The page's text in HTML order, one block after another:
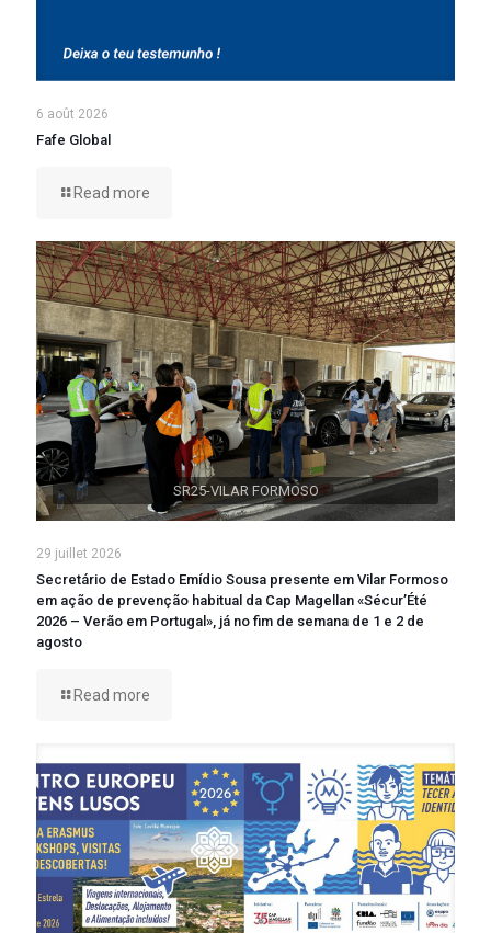
6 août 2026
Fafe Global
Read more
SR25-VILAR FORMOSO
29 juillet 2026
Secretário de Estado Emídio Sousa presente em Vilar Formoso
em ação de prevenção habitual da Cap Magellan «Sécur’Été
2026 – Verão em Portugal», já no fim de semana de 1 e 2 de
agosto
Read more